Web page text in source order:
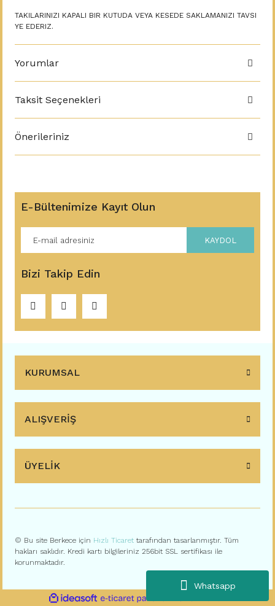
Whatsapp
TAKILARINIZI KAPALI BIR KUTUDA VEYA KESEDE SAKLAMANIZI TAVSI
YE EDERIZ.
Yorumlar
Taksit Seçenekleri
Önerileriniz
E-Bültenimize Kayıt Olun
KAYDOL
Bizi Takip Edin
KURUMSAL
ALIŞVERİŞ
ÜYELİK
© Bu site Berkece için Hızlı Ticaret tarafından tasarlanmıştır. Tüm
hakları saklıdır. Kredi kartı bilgileriniz 256bit SSL sertifikası ile
korunmaktadır.
ideasoft